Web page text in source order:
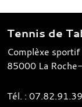
Tennis de
Complèxe
85000 La
Tél. :